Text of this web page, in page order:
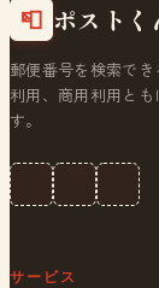
📮 ポストく
郵便番号を検索でき
利用、商用利用と
す。
サービス